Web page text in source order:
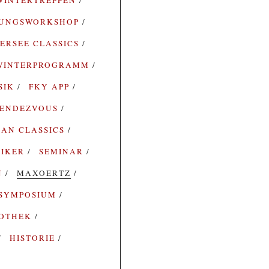
CLASSICS
FKY APP
CLASSICS
SEMINAR
MAXOERTZ
HISTORIE